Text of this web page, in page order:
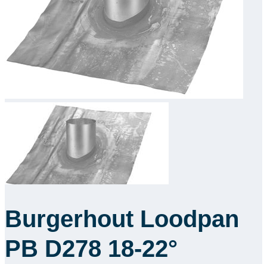
Oplossingen
Downloads
Academy
Over ons
Contact
Burgerhout Loodpan
PB D278 18-22°